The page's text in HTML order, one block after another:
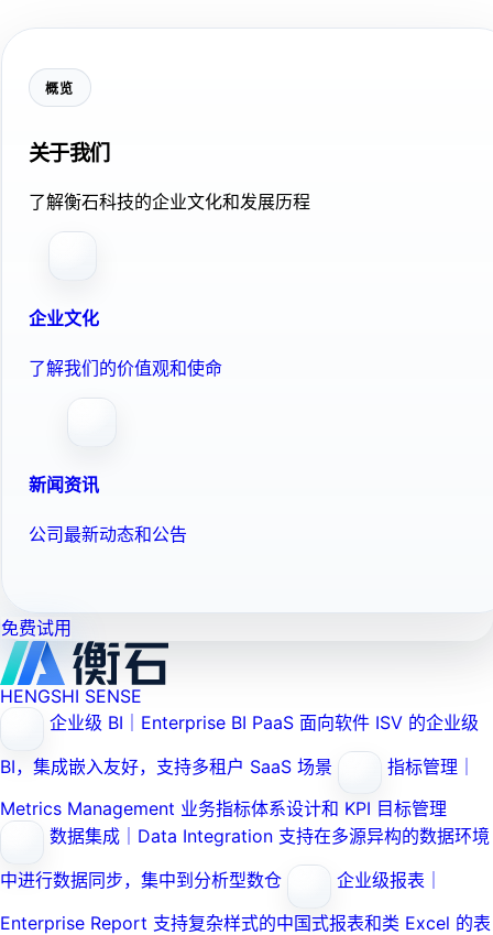
概览
关于我们
了解衡石科技的企业文化和发展历程
企业文化
了解我们的价值观和使命
新闻资讯
公司最新动态和公告
免费试用
HENGSHI SENSE
企业级 BI｜Enterprise BI PaaS 面向软件 ISV 的企业级
BI，集成嵌入友好，支持多租户 SaaS 场景
指标管理｜
Metrics Management 业务指标体系设计和 KPI 目标管理
数据集成｜Data Integration 支持在多源异构的数据环境
中进行数据同步，集中到分析型数仓
企业级报表｜
Enterprise Report 支持复杂样式的中国式报表和类 Excel 的表